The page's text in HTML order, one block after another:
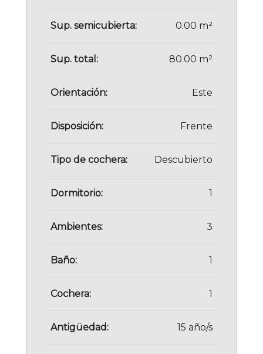
Sup. semicubierta: 0.00 m²
Sup. total: 80.00 m²
Orientación: Este
Disposición: Frente
Tipo de cochera: Descubierto
Dormitorio: 1
Ambientes: 3
Baño: 1
Cochera: 1
Antigüedad: 15 año/s